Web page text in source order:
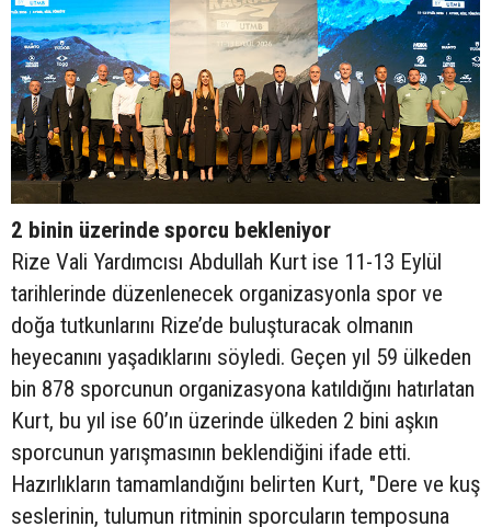
2 binin üzerinde sporcu bekleniyor
Rize Vali Yardımcısı Abdullah Kurt ise 11-13 Eylül
tarihlerinde düzenlenecek organizasyonla spor ve
doğa tutkunlarını Rize’de buluşturacak olmanın
heyecanını yaşadıklarını söyledi. Geçen yıl 59 ülkeden
bin 878 sporcunun organizasyona katıldığını hatırlatan
Kurt, bu yıl ise 60’ın üzerinde ülkeden 2 bini aşkın
sporcunun yarışmasının beklendiğini ifade etti.
Hazırlıkların tamamlandığını belirten Kurt, "Dere ve kuş
seslerinin, tulumun ritminin sporcuların temposuna